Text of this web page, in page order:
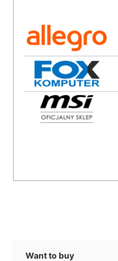
Want to buy